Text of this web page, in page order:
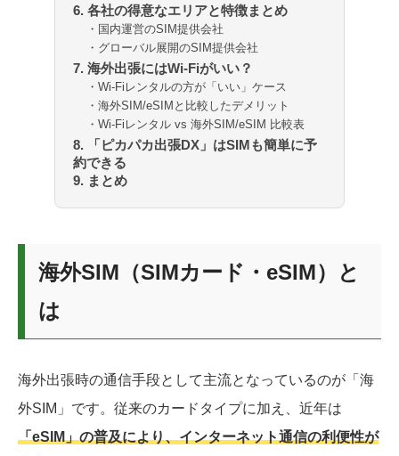
6. 各社の得意なエリアと特徴まとめ
・国内運営のSIM提供会社
・グローバル展開のSIM提供会社
7. 海外出張にはWi-Fiがいい？
・Wi-Fiレンタルの方が「いい」ケース
・海外SIM/eSIMと比較したデメリット
・Wi-Fiレンタル vs 海外SIM/eSIM 比較表
8. 「ピカパカ出張DX」はSIMも簡単に予
約できる
9. まとめ
海外SIM（SIMカード・eSIM）と
は
海外出張時の通信手段として主流となっているのが「海
外SIM」です。従来のカードタイプに加え、近年は
「eSIM」の普及により、インターネット通信の利便性が